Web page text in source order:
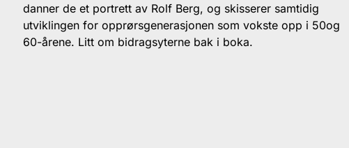
danner de et portrett av Rolf Berg, og skisserer samtidig
utviklingen for opprørsgenerasjonen som vokste opp i 50og
60-årene. Litt om bidragsyterne bak i boka.